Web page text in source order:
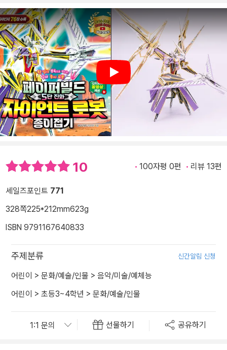
Play
10 100자평 0편 리뷰 13편
세일즈포인트 771
328쪽225*212mm623g
ISBN 9791167640833
주제분류 신간알림 신청
어린이 > 문화/예술/인물 > 음악/미술/예체능
어린이 > 초등3~4학년 > 문화/예술/인물
선물하기 공유하기